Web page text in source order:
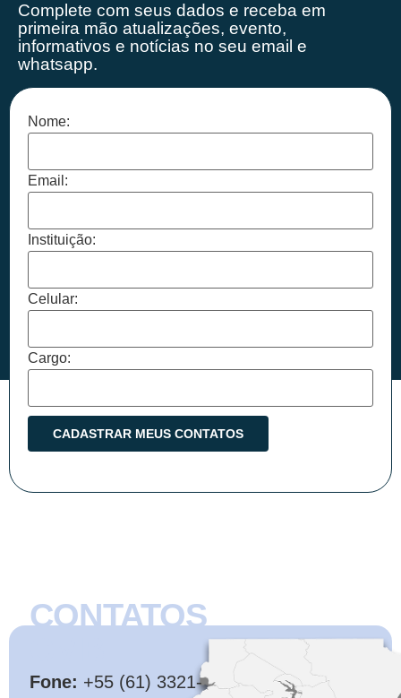
Complete com seus dados e receba em
primeira mão atualizações, evento,
informativos e notícias no seu email e
whatsapp.
Nome:
Email:
Instituição:
Celular:
Cargo:
CONTATOS
Fone: +55 (61) 3321-